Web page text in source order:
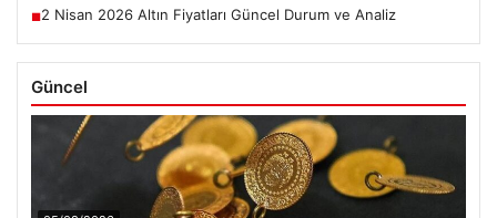
■2 Nisan 2026 Altın Fiyatları Güncel Durum ve Analiz
Güncel